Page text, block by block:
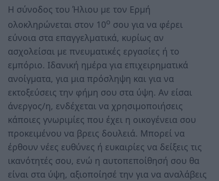
Η σύνοδος του Ήλιου με τον Ερμή
ολοκληρώνεται στον 10ο σου για να φέρει
εύνοια στα επαγγελματικά, κυρίως αν
ασχολείσαι με πνευματικές εργασίες ή το
εμπόριο. Ιδανική ημέρα για επιχειρηματικά
ανοίγματα, για μια πρόσληψη και για να
εκτοξεύσεις την φήμη σου στα ύψη. Αν είσαι
άνεργος/η, ενδέχεται να χρησιμοποιήσεις
κάποιες γνωριμίες που έχει η οικογένεια σου
προκειμένου να βρεις δουλειά. Μπορεί να
έρθουν νέες ευθύνες ή ευκαιρίες να δείξεις τις
ικανότητές σου, ενώ η αυτοπεποίθησή σου θα
είναι στα ύψη, αξιοποίησέ την για να αναλάβεις